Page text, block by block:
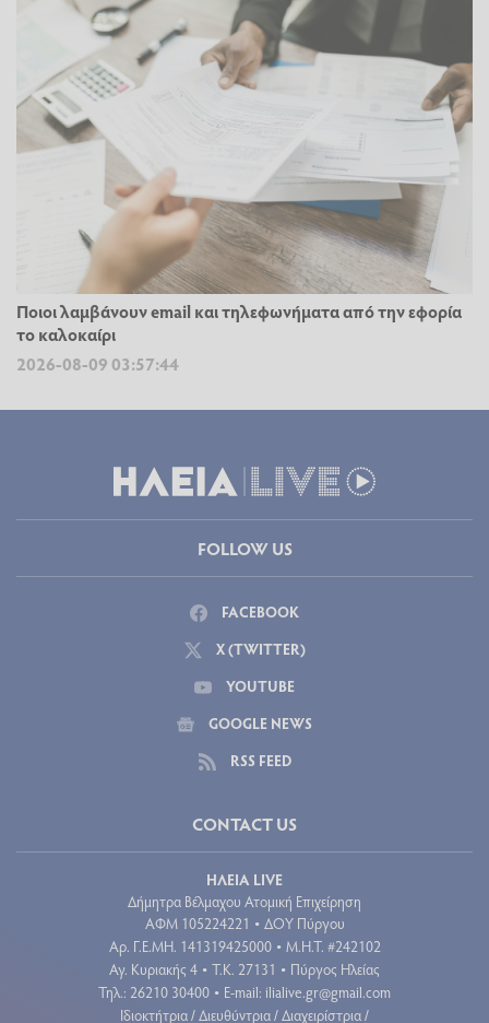
Ποιοι λαμβάνουν email και τηλεφωνήματα από την εφορία
το καλοκαίρι
2026-08-09 03:57:44
FOLLOW US
FACEBOOK
X (TWITTER)
YOUTUBE
GOOGLE NEWS
RSS FEED
CONTACT US
ΗΛΕΙΑ LIVE
Δήμητρα Βέλμαχου Ατομική Επιχείρηση
ΑΦΜ 105224221 • ΔΟΥ Πύργου
Aρ. Γ.Ε.ΜΗ. 141319425000 • Μ.Η.Τ. #242102
Αγ. Κυριακής 4 • Τ.Κ. 27131 • Πύργος Ηλείας
Τηλ.: 26210 30400 • E-mail: ilialive.gr@gmail.com
Ιδιοκτήτρια / Διευθύντρια / Διαχειρίστρια /